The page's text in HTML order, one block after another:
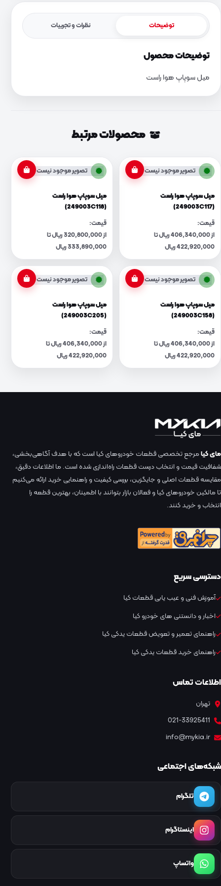
توضیحات نظرات و تجربیات
توضیحات محصول
میل سوپاپ هوا راست
محصولات مرتبط
تصویر موجود نیست
میل سوپاپ هوا راست
(249003C117)
قیمت:
از 406,340,000 ریال تا
422,920,000 ریال
تصویر موجود نیست
میل سوپاپ هوا راست
(249003C118)
قیمت:
از 320,800,000 ریال تا
333,890,000 ریال
تصویر موجود نیست
میل سوپاپ هوا راست
(249003C158)
قیمت:
از 406,340,000 ریال تا
422,920,000 ریال
تصویر موجود نیست
میل سوپاپ هوا راست
(249003C205)
قیمت:
از 406,340,000 ریال تا
422,920,000 ریال
مای کیامرجع تخصصی قطعات خودروهای کیا است که با هدف آگاهی‌بخشی،
شفافیت قیمت و انتخاب درست قطعات راه‌اندازی شده است. ما اطلاعات دقیق،
مقایسه قطعات اصلی و جایگزین، بررسی کیفیت و راهنمایی خرید ارائه می‌کنیم
تا مالکین خودروهای کیا و فعالان بازار بتوانند با اطمینان، بهترین قطعه را
انتخاب و خرید کنند.
دسترسی سریع
آموزش فنی و عیب یابی قطعات کیا
اخبار و دانستنی های خودرو کیا
راهنمای تعمیر و تعویض قطعات یدکی کیا
راهنمای خرید قطعات یدکی کیا
اطلاعات تماس
تهران
021-33925411
info@mykia.ir
شبکه‌های اجتماعی
تلگرام
اینستاگرام
واتساپ